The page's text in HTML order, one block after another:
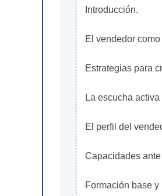
Introducción.
El vendedor
Estrategias para
La escucha
El perfil del
Capacidades
Formación base